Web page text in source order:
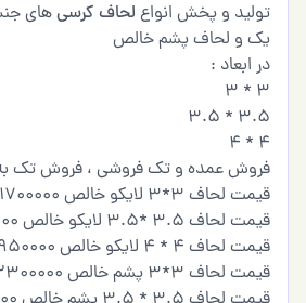
تولید و پخش انواع لحاف کرسیهای
یک و لحاف پشم خالص
در ابعاد‌ :
۳ * 3
3.5 * 3.5
4 * 4
فروش عمده و تک فروشی ، فروش تک
قیمت لحاف 3*3 لایکو خالص 1700000ت
قیمت لحاف 3.5 *3.5 لایکو خالص 1800000ت
قیمت لحاف 4 * 4 لایکو خالص 1950000ت
قیمت لحاف 3*3 پشم خالص 2300000ت